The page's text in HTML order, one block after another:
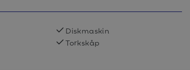
Diskmaskin
Torkskåp